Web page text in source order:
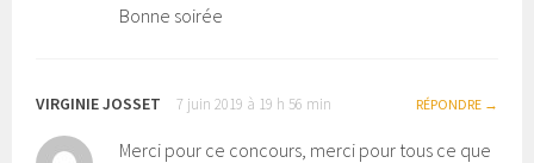
Bonne soirée
VIRGINIE JOSSET 7 juin 2019 à 19 h 56 min RÉPONDRE
Merci pour ce concours, merci pour tous ce que